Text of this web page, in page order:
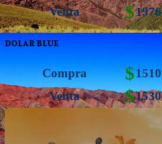
Venta
$1976
DOLAR BLUE
Compra $1510
Venta
$1530